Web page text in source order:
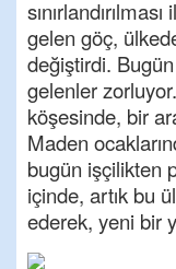
gelen göç,
değiştirdi.
gelenler
köşesinde, bir
Maden
bugün işçilikten
içinde, artık bu
ederek, yeni bir